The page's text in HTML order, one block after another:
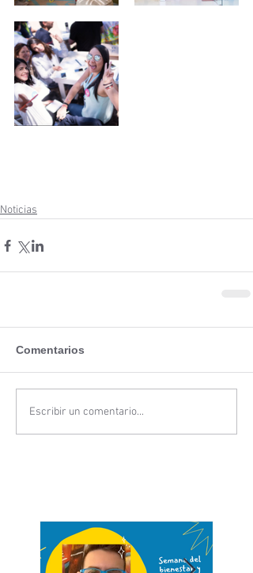
Noticias
Comentarios
Escribir un comentario...